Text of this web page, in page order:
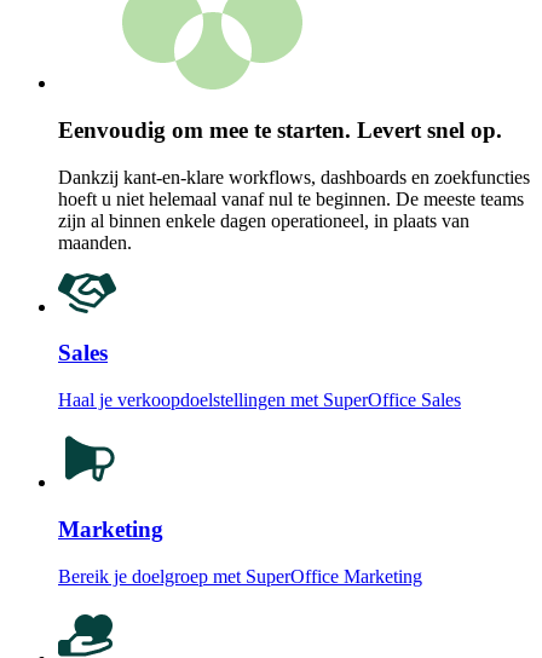
Eenvoudig om mee te starten. Levert snel op.
Dankzij kant-en-klare workflows, dashboards en zoekfuncties
hoeft u niet helemaal vanaf nul te beginnen. De meeste teams
zijn al binnen enkele dagen operationeel, in plaats van
maanden.
Sales
Haal je verkoopdoelstellingen met SuperOffice Sales
Marketing
Bereik je doelgroep met SuperOffice Marketing